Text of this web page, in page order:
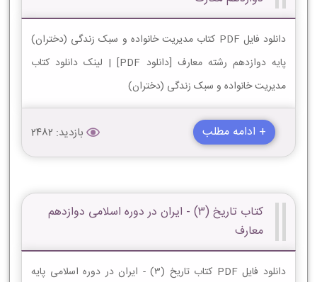
دانلود فایل PDF کتاب مدیریت خانواده و سبک زندگی (دختران)
پایه دوازدهم رشته معارف [دانلود PDF] | لینک دانلود کتاب
مدیریت خانواده و سبک زندگی (دختران)
+ ادامه مطلب بازدید: 2482
کتاب تاریخ (3) - ایران در دوره اسلامی دوازدهم
معارف
دانلود فایل PDF کتاب تاریخ (3) - ایران در دوره اسلامی پایه